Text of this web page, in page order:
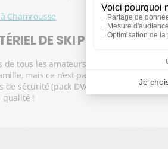
Chamrousse
DE SKI PEUT-ON
tous les amateurs de sports de
mais ce n’est pas tout. Vous
de sécurité (pack DVA), des
qualité !